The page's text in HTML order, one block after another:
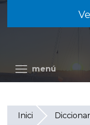
contingut
menú
Inici